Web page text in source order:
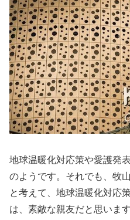
地球温暖化対応策や愛護発
のようです。それでも、牧
と考えて、地球温暖化対応
は、素敵な親友だと思いま